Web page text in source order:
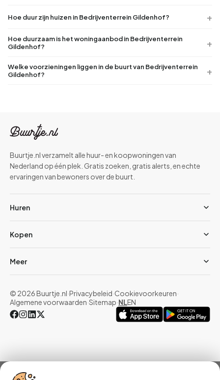
Hoe duur zijn huizen in Bedrijventerrein Gildenhof?
Hoe duurzaam is het woningaanbod in Bedrijventerrein
Gildenhof?
Welke voorzieningen liggen in de buurt van Bedrijventerrein
Gildenhof?
Buurtje.nl verzamelt alle huur- en koopwoningen van
Nederland op één plek. Gratis zoeken, gratis alerts, en echte
ervaringen van bewoners over de buurt.
Huren
Kopen
Meer
© 2026 Buurtje.nl·Privacybeleid·Cookievoorkeuren·
Algemene voorwaarden·Sitemap·NLEN